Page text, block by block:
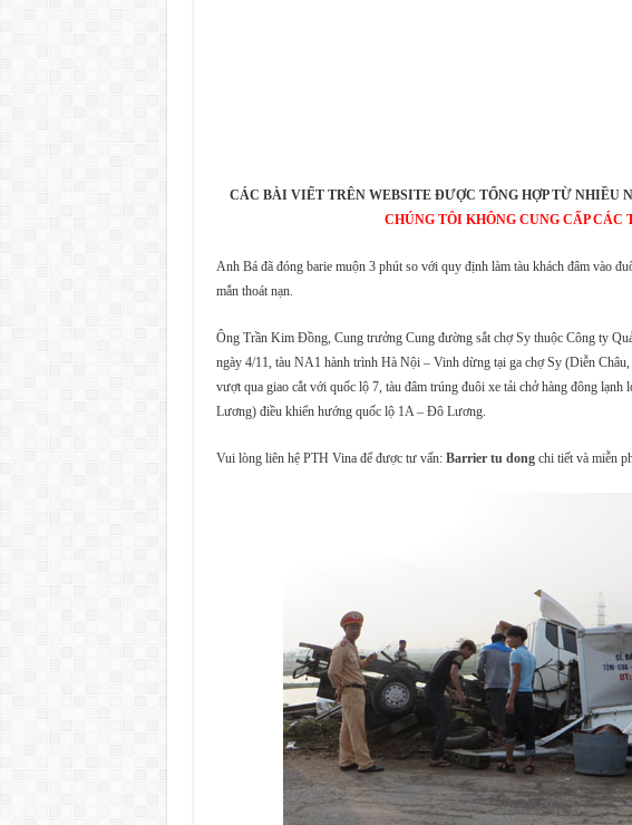
CÁC BÀI VIẾT TRÊN WEBSITE ĐƯỢC TỔNG HỢP TỪ NHIỀU
CHÚNG TÔI KHÔNG CUNG CẤP CÁC
Anh Bá đã đóng barie muộn 3 phút so với quy định làm tàu khách đâm vào
mắn thoát nạn.
Ông Trần Kim Đồng, Cung trưởng Cung đường sắt chợ Sy thuộc Công ty
ngày 4/11, tàu NA1 hành trình Hà Nội – Vinh dừng tại ga chợ Sy (Diễn
vượt qua giao cắt với quốc lộ 7, tàu đâm trúng đuôi xe tải chở hàng đông
Lương) điều khiển hướng quốc lộ 1A – Đô Lương.
Vui lòng liên hệ PTH Vina để được tư vấn: Barrier tu dong chi tiết và miễn